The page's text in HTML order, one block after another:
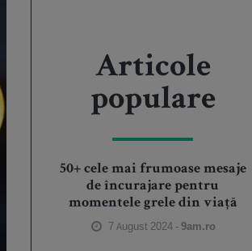
Articole
populare
50+ cele mai frumoase mesaje
de încurajare pentru
momentele grele din viață
7 August 2024 -9am.ro